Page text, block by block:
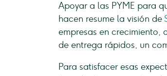
Apoyar a las PYME para
hacen resume la visión de
empresas en crecimiento,
de entrega rápidos, un
Para satisfacer esas